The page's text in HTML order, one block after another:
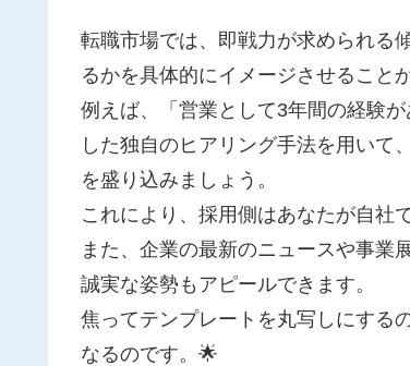
転職市場では、即戦力が求められる
るかを具体的にイメージさせること
例えば、「営業として3年間の経験
した独自のヒアリング手法を用いて
を盛り込みましょう。
これにより、採用側はあなたが自社
また、企業の最新のニュースや事業
誠実な姿勢もアピールできます。
焦ってテンプレートを丸写しにする
なるのです。🌟